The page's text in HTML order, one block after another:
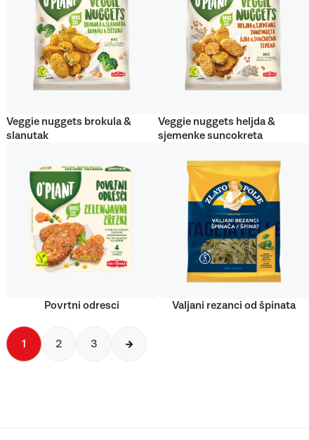
Veggie nuggets brokula &
slanutak
Veggie nuggets heljda &
sjemenke suncokreta
Povrtni odresci Valjani rezanci od špinata
1 2 3